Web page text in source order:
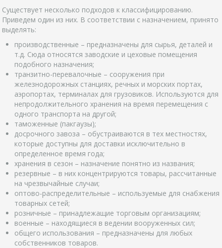
Существует несколько подходов к классифицированию.
Приведем один из них. В соответствии с назначением, принято
выделять:
производственные – предназначены для сырья, деталей и
т.д. Сюда относятся заводские и цеховые помещения
подобного назначения;
транзитно-перевалочные – сооружения при
железнодорожных станциях, речных и морских портах,
аэропортах, терминалах для грузовиков. Используются для
непродолжительного хранения на время перемещения с
одного транспорта на другой;
таможенные (пакгаузы);
досрочного завоза – обустраиваются в тех местностях,
которые доступны для доставки исключительно в
определенное время года;
хранения в сезон – назначение понятно из названия;
резервные – в них концентрируются товары, рассчитанные
на чрезвычайные случаи;
оптово-распределительные – используемые для снабжения
товарных сетей;
розничные – принадлежащие торговым организациям;
военные – находящиеся в ведении вооруженных сил;
общего использования – предназначены для любых
собственников товаров.